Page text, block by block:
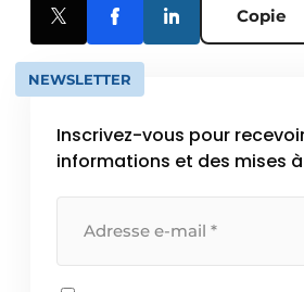
Copie
NEWSLETTER
Inscrivez-vous pour
informations et des mises